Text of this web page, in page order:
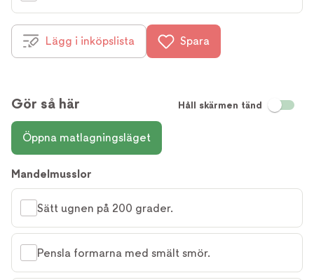
Lägg i inköpslista Spara
Gör så här Håll skärmen tänd
Öppna matlagningsläget
Mandelmusslor
Sätt ugnen på 200 grader.
Pensla formarna med smält smör.